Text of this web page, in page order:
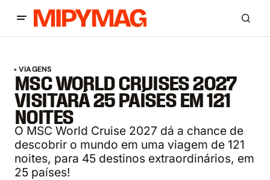
VIAGENS
MSC WORLD CRUISES 2027
VISITARÁ 25 PAÍSES EM 121
NOITES
O MSC World Cruise 2027 dá a chance de
descobrir o mundo em uma viagem de 121
noites, para 45 destinos extraordinários, em
25 países!